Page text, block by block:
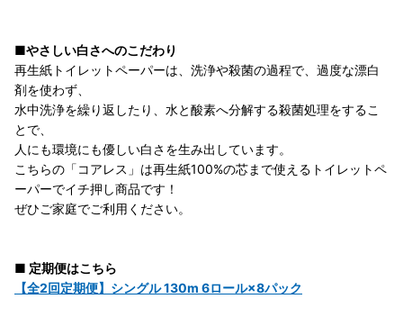
■やさしい白さへのこだわり
再生紙トイレットペーパーは、洗浄や殺菌の過程で、過度な漂白
剤を使わず、
水中洗浄を繰り返したり、水と酸素へ分解する殺菌処理をするこ
とで、
人にも環境にも優しい白さを生み出しています。
こちらの「コアレス」は再生紙100%の芯まで使えるトイレットペ
ーパーでイチ押し商品です！
ぜひご家庭でご利用ください。
■ 定期便はこちら
【全2回定期便】シングル 130m 6ロール×8パック